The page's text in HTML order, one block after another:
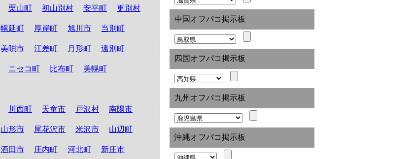
栗山町 初山別村 安平町 更別村
幌延町 厚岸町 旭川市 当別町
美唄市 江差町 月形町 遠別町
ニセコ町 比布町 美幌町
川西町 天童市 戸沢村 南陽市
山形市 尾花沢市 米沢市 山辺町
酒田市 庄内町 河北町 新庄市
中国オフパコ掲示板
四国オフパコ掲示板
九州オフパコ掲示板
沖縄オフパコ掲示板